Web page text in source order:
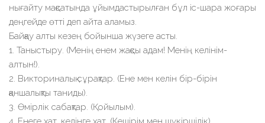
нығайту мақсатында ұйымдастырылған бұл іс-шара жоғары
деңгейде өтті деп айта аламыз.
Байқау алты кезең бойынша жүзеге асты.
1. Таныстыру. (Менің енем жақсы адам! Менің келінім-
алтын!).
2. ⁠Викториналық сұрақтар. (Ене мен келін бір-бірін
қаншалықты таниды).
3. ⁠Өмірлік сабақтар. (Қойылым).